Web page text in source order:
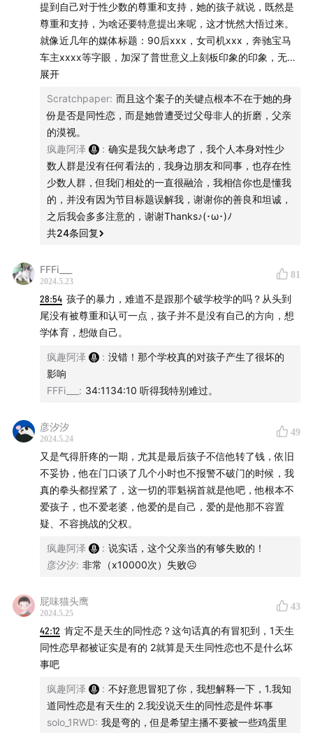
提到自己对于性少数的尊重和支持，她的孩子就说，既然是
尊重和支持，为啥还要特意提出来呢，这才恍然大悟过来。
就像近几年的媒体标题：90后xxx，女司机xxx，奔驰宝马
车主xxxx等字眼，加深了普世意义上刻板印象的印象，无意
之中传播一次我们也成了“帮凶”。但其实，任何年龄层次的
术好？还是女司机基数比男的少？其他品牌的车主肇事后不
会蛮横、逃逸等？这些夺人眼球的标题背后所传递的东西，
想想还是蛮可怕的。我想对于阿泽的三观和认知，这次内容
旨在宣传家庭教育对养育孩子的重要性，就是我觉得（个人
意见哈），也可以顾忌下性少数人群的感受，因为我觉得真
的做到了尊重二字的话，今天如果是一个普世意义上性多数
之人犯了罪，就不会特意写个异性恋xxxxx云云。🫱🏻‍🫲🏼
🫱🏻‍🫲🏼
展开
Scratchpaper: 而且这个案子的关键点根本不在于她的身
份是否是同性恋，而是她曾遭受过父母非人的折磨，父亲
的漠视。
疯趣阿泽
: 确实是我欠缺考虑了，我个人本身对性少
数人群是没有任何看法的，我身边朋友和同事，也存在性
少数人群，但我们相处的一直很融洽，我相信你也是懂我
的，并没有因为节目标题误解我，谢谢你的善良和坦诚，
之后我会多多注意的，谢谢Thanks♪(･ω･)ﾉ
共24条回复
FFFi___
2024.5.23
81
28:54 孩子的暴力，难道不是跟那个破学校学的吗？从头到
尾没有被尊重和认可一点，孩子并不是没有自己的方向，想
学体育，想做自己。
疯趣阿泽 : 没错！那个学校真的对孩子产生了很坏的
影响
FFFi___ : 34:1134:10 听得我特别难过。
彦汐汐
2024.5.24
49
又是气得肝疼的一期，尤其是最后孩子不信他转了钱，依旧
不妥协，他在门口谈了几个小时也不报警不破门的时候，我
真的拳头都捏紧了，这一切的罪魁祸首就是他吧，他根本不
爱孩子，也不爱老婆，他爱的是自己，爱的是他那不容置
疑、不容挑战的父权。
疯趣阿泽 : 说实话，这个父亲当的有够失败的！
彦汐汐: 非常（x10000次）失败☹️
屁味猫头鹰
2024.5.25
43
42:12 肯定不是天生的同性恋？这句话真的有冒犯到，1天生
同性恋早都被证实是有的 2就算是天生同性恋也不是什么坏
事吧
疯趣阿泽 : 不好意思冒犯了你，我想解释一下，1.我知
道同性恋是有天生的 2.我没说天生的同性恋是件坏事
solo_1RWD: 我是弯的，但是希望主播不要被一些鸡蛋里